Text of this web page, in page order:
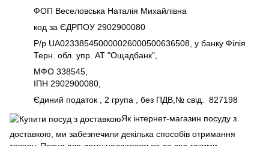
ФОП Веселовська Наталія Михайлівна
код за ЄДРПОУ 2902900080
Р/р UA023385450000026000500636508, у банку Філія
Терн. обл. упр. АТ "Ощадбанк",
МФО 338545,
ІПН 2902900080,
Єдиний податок , 2 група , без ПДВ,№ свід. 827198
Як інтернет-магазин посуду з
доставкою, ми забезпечили декілька способів отримання